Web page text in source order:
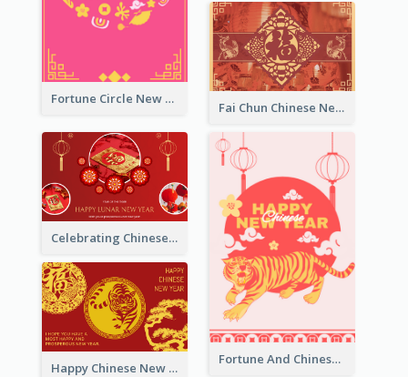
Fortune Circle New Year Greeting Card
Fai Chun Chinese New Year Greeting Card
Celebrating Chinese New Year Greeting Card
Fortune And Chinese New Year Greeting Card
Happy Chinese New Year Greeting Card With Circle illustrations